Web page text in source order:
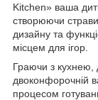
Kitchen» ваша
створюючи
дизайну та
місцем для ігор.
Граючи з кухнею,
двоконфорочній
процесом